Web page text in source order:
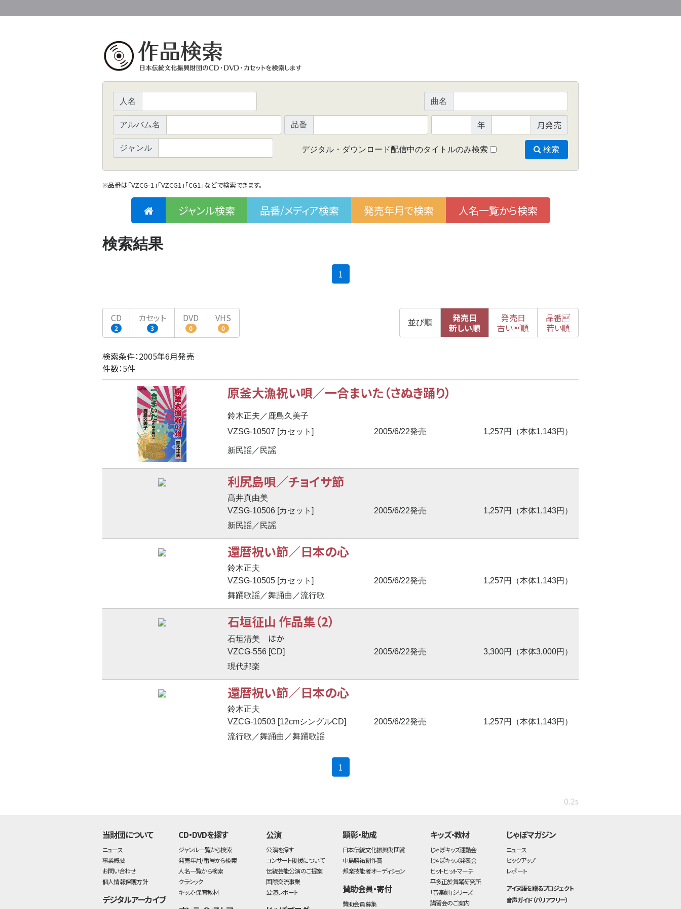
人名 曲名
アルバム名 品番 年 月発売
ジャンル デジタル・ダウンロード配信中のタイトルのみ検索 検索
※品番は「VZCG-1」「VZCG1」「CG1」などで検索できます。
ジャンル検索 品番/メディア検索 発売年月で検索 人名一覧から検索
検索結果
1
CD
2
カセット
3
DVD
0
VHS
0
並び順
発売日
新しい順
発売日
古い順
品番
若い順
検索条件：2005年6月発売
件数：5件
原釜大漁祝い唄／一合まいた（さぬき踊り）
鈴木正夫／鹿島久美子
VZSG-10507 [カセット]
2005/6/22発売 1,257円（本体1,143円）
新民謡／民謡
利尻島唄／チョイサ節
髙井真由美
VZSG-10506 [カセット]
2005/6/22発売
1,257円（本体1,143円）
新民謡／民謡
還暦祝い節／日本の心
鈴木正夫
VZSG-10505 [カセット]
2005/6/22発売
1,257円（本体1,143円）
舞踊歌謡／舞踊曲／流行歌
石垣征山 作品集（2）
石垣清美 ほか
VZCG-556 [CD] 2005/6/22発売
3,300円（本体3,000円）
現代邦楽
還暦祝い節／日本の心
鈴木正夫
VZCG-10503 [12cmシングルCD]
2005/6/22発売
1,257円（本体1,143円）
流行歌／舞踊曲／舞踊歌謡
1
0.2s
当財団について
ニュース
事業概要
お問い合わせ
個人情報保護方針
デジタルアーカイブ
CD・DVDを探す
ジャンル一覧から検索
発売年月/番号から検索
人名一覧から検索
クラシック
キッズ・保育教材
公演
公演を探す
コンサート後援について
伝統芸能公演のご提案
国際交流事業
公演レポート
顕彰・助成
日本伝統文化振興財団賞
中島勝祐創作賞
邦楽技能者オーディション
賛助会員・寄付
賛助会員募集
キッズ・教材
じゃぽキッズ運動会
じゃぽキッズ発表会
ヒットヒットマーチ
平多正於舞踊研究所
「音楽劇」シリーズ
講習会のご案内
じゃぽマガジン
ニュース
ピックアップ
レポート
アイヌ語を贈るプロジェクト
音声ガイド（バリアフリー）